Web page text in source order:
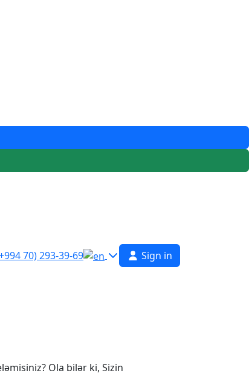
70) 293-39-69 Sign in
Ola bilər ki, Sizin